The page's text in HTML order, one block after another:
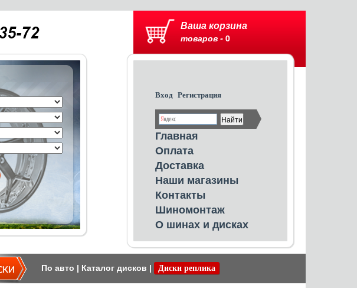
Ваша корзина
товаров - 0
Вход Регистрация
Главная
Оплата
Доставка
Наши магазины
Контакты
Шиномонтаж
О шинах и дисках
По авто | Каталог дисков | Диски реплика